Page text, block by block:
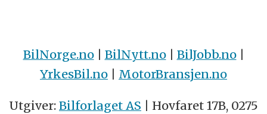
BilNorge.no| BilNytt.no| BilJobb.no|
YrkesBil.no
MotorBransjen.no
Utgiver: Bilforlaget AS | Hovfaret 17B, 0275